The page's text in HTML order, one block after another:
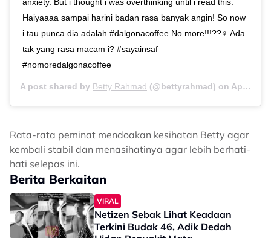
Haiyaaaa sampai harini badan rasa banyak angin! So now
i tau punca dia adalah #dalgonacoffee No more!!!??‍♀️ Ada
tak yang rasa macam i? #sayainsaf
#nomoredalgonacoffee
A post shared by Betty Rahmad (@bettyrahmad) on Apr 3, 2020 at 3:15am PDT
Rata-rata peminat mendoakan kesihatan Betty agar
kembali stabil dan menasihatinya agar lebih berhati-
hati selepas ini.
Berita Berkaitan
VIRAL
Netizen Sebak Lihat Keadaan
Terkini Budak 46, Adik Dedah